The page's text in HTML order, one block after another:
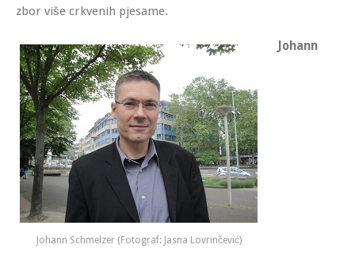
zbor više crkvenih pjesame.
Johann Schmelzer (Fotograf: Jasna Lovrinčević)
Johann